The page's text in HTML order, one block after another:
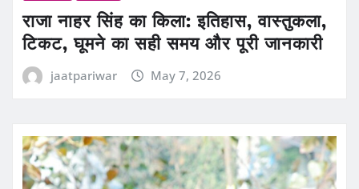
राजा नाहर सिंह का किला: इतिहास, वास्तुकला,
टिकट, घूमने का सही समय और पूरी जानकारी
jaatpariwar May 7, 2026